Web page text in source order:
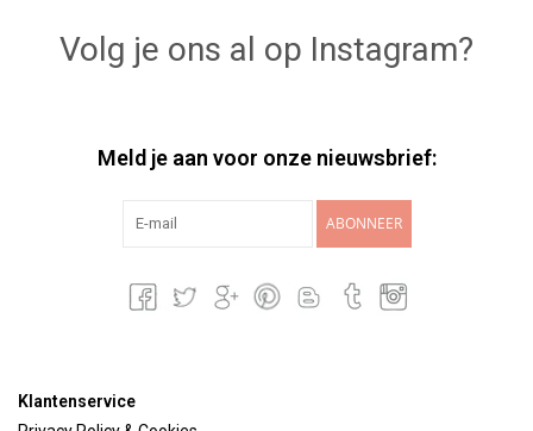
Volg je ons al op Instagram?
Meld je aan voor onze nieuwsbrief:
ABONNEER
Klantenservice